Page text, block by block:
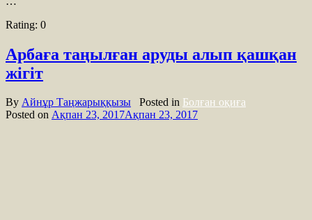
Rating: 0
Арбаға таңылған аруды алып қашқан
жігіт
By Айнұр Таңжарыққызы Posted in Болған оқиға
Posted on Ақпан 23, 2017Ақпан 23, 2017